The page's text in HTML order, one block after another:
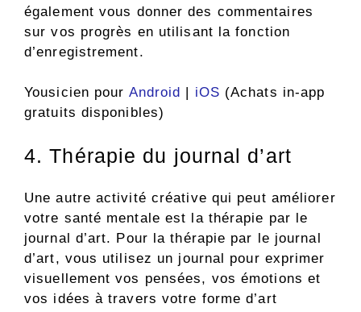
également vous donner des commentaires
sur vos progrès en utilisant la fonction
d’enregistrement.
Yousicien pour Android iOS (Achats in-app
gratuits disponibles)
4. Thérapie du journal d’art
Une autre activité créative qui peut améliorer
votre santé mentale est la thérapie par le
journal d’art. Pour la thérapie par le journal
d’art, vous utilisez un journal pour exprimer
visuellement vos pensées, vos émotions et
vos idées à travers votre forme d’art